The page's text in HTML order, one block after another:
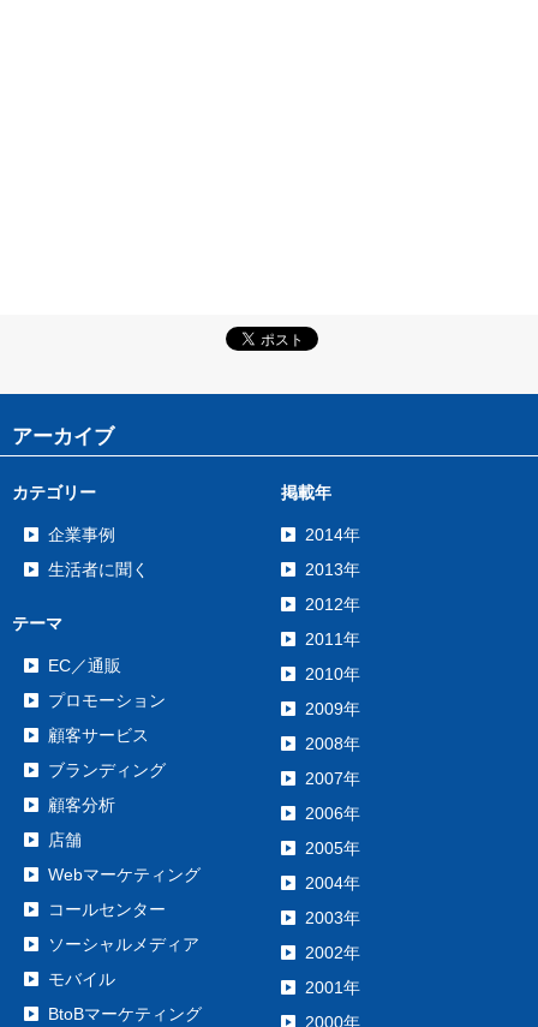
アーカイブ
カテゴリー
企業事例
生活者に聞く
テーマ
EC／通販
プロモーション
顧客サービス
ブランディング
顧客分析
店舗
Webマーケティング
コールセンター
ソーシャルメディア
モバイル
BtoBマーケティング
掲載年
2014年
2013年
2012年
2011年
2010年
2009年
2008年
2007年
2006年
2005年
2004年
2003年
2002年
2001年
2000年